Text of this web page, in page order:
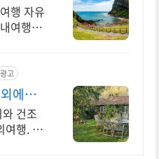
행 자유
여행 해
광고
에서
건조
여행. 혼